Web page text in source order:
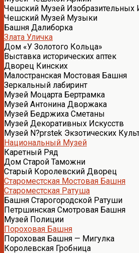
Чешский Музей Изобразительных
Чешский Музей Музыки
Башня Далиборка
Злата Уличка
Дом «У Золотого Кольца»
Выставка исторических аптек
Дворец Кинских
Малостранская Мостовая Башня
Зеркальный лабиринт
Музей Моцарта Бертрамка
Музей Антонина Дворжака
Музей Бедржиха Сметаны
Музей Декоративных Искусств
Музей N?prstek Экзотических
Национальный Музей
Каретный Ряд
Дом Старой Таможни
Старый Королевский Дворец
Староместская Мостовая Башня
Староместская Ратуша
Башня Старогородской Ратуши
Петршинская Смотровая Башня
Музей Полиции
Пороховая Башня
Пороховая Башня — Мигулка
Королевская Гробница